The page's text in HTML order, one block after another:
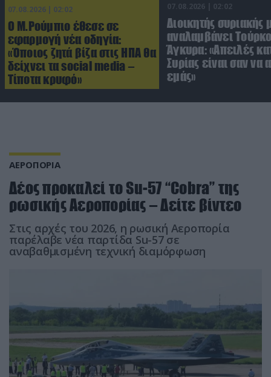
07.08.2026 | 02:02
Ο Μ.Ρούμπιο έθεσε σε
εφαρμογή νέα οδηγία:
«Όποιος ζητά βίζα στις ΗΠΑ θα
δείχνει τα social media –
Τίποτα κρυφό»
07.08.2026 | 02:02
Διοικητής συριακής
αναλαμβάνει
Άγκυρα: «Απειλές
Συρίας είναι σαν να
εμάς»
ΑΕΡΟΠΟΡΙΑ
Δέος προκαλεί το Su-57 “Cobra” της
ρωσικής Αεροπορίας – Δείτε βίντεο
Στις αρχές του 2026, η ρωσική Αεροπορία
παρέλαβε νέα παρτίδα Su-57 σε
αναβαθμισμένη τεχνική διαμόρφωση